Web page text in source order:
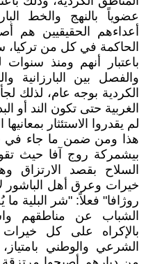
عضوياً بالنهج والخط
أعداءهم الحقيقيين هم
الحاكمة في كل من تركيا،
باعتبار أنهم ومنذ
والفصل بين البارزانية
الكردية بوجه عام، لذلك
الغربية حتى تكون الند أو
لم يقدروا الاستئثار بمعانيها
هذا ومن ضمن ما جاء في
بيشمركة روج آفا حيث
السلاح بقصد
خيرات وعرق أهل الباشور
روژافا" فعلاً: "شر البلية
الشباب عن مناطقهم
بالإكراه على كل
الشرعي والوطني